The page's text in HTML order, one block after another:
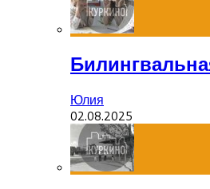
Юлия
02.08.2025